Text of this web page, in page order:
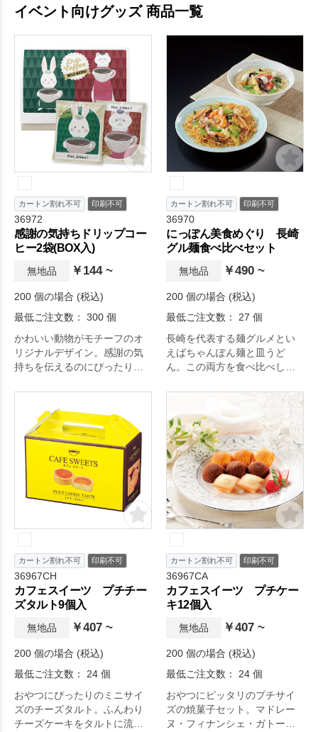
イベント向けグッズ 商品一覧
カートン割れ不可 印刷不可
36972
感謝の気持ちドリップコー
ヒー2袋(BOX入)
無地品 ￥144 ~
200 個の場合 (税込)
最低ご注文数： 300 個
かわいい動物がモチーフのオ
リジナルデザイン。感謝の気
持ちを伝えるのにぴったり
ットです。
カートン割れ不可 印刷不可
36970
にっぽん美食めぐり 長崎
グル麺食べ比べセット
無地品 ￥490 ~
200 個の場合 (税込)
最低ご注文数： 27 個
長崎を代表する麺グルメとい
えばちゃんぽん麺と皿うど
ん。この両方を食べ比べして
カートン割れ不可 印刷不可
36967CH
カフェスイーツ プチチー
ズタルト9個入
無地品 ￥407 ~
200 個の場合 (税込)
最低ご注文数： 24 個
おやつにぴったりのミニサイ
ズのチーズタルト。ふんわり
チーズケーキをタルトに流し
カートン割れ不可 印刷不可
36967CA
カフェスイーツ プチケー
キ12個入
無地品 ￥407 ~
200 個の場合 (税込)
最低ご注文数： 24 個
おやつにピッタリのプチサイ
ズの焼菓子セット。マドレー
ヌ・フィナンシェ・ガトーシ